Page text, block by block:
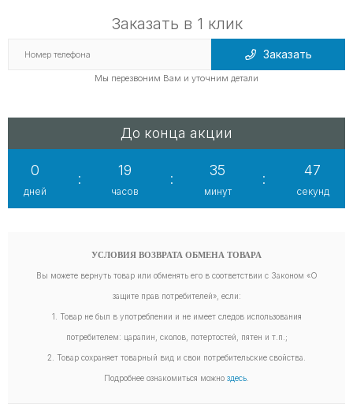
Заказать в 1 клик
Заказать
Мы перезвоним Вам и уточним детали
До конца акции
0
дней
:
19
часов
:
35
минут
:
45
секунд
УСЛОВИЯ ВОЗВРАТА ОБМЕНА ТОВАРА
Вы можете вернуть товар или обменять его в соответствии с Законом «О
защите прав потребителей», если:
1. Товар не был в употреблении и не имеет следов использования
потребителем: царапин, сколов, потертостей, пятен и т.п.;
2. Товар сохраняет товарный вид и свои потребительские свойства.
Подробнее ознакомиться можно здесь